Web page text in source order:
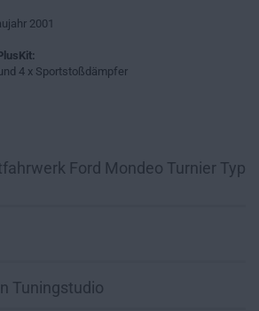
2001
4 x Sportstoßdämpfer
Ford Mondeo Turnier Typ
Tuningstudio